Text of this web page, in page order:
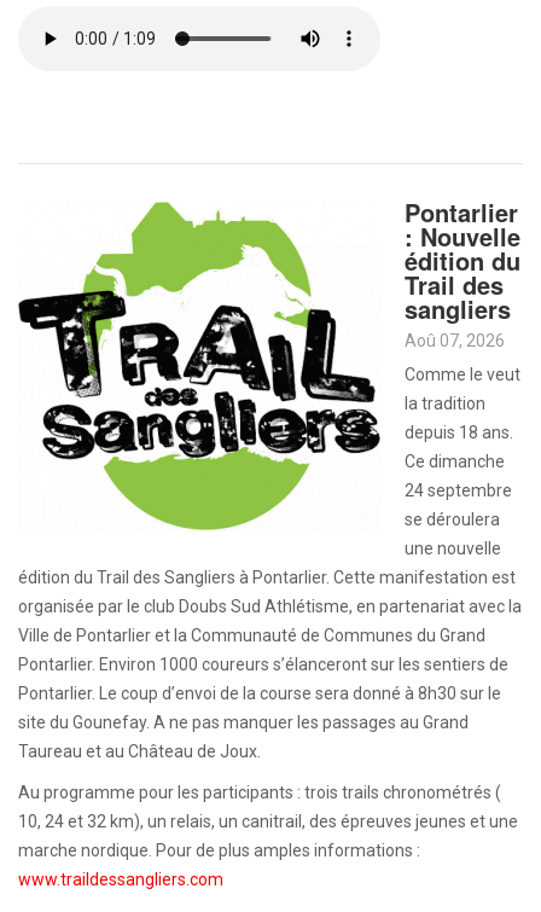
Pontarlier
: Nouvelle
édition du
Trail des
sangliers
Aoû 07, 2026
Comme le veut
la tradition
depuis 18 ans.
Ce dimanche
24 septembre
se déroulera
une nouvelle
édition du Trail des Sangliers à Pontarlier. Cette manifestation est
organisée par le club Doubs Sud Athlétisme, en partenariat avec la
Ville de Pontarlier et la Communauté de Communes du Grand
Pontarlier. Environ 1000 coureurs s’élanceront sur les sentiers de
Pontarlier. Le coup d’envoi de la course sera donné à 8h30 sur le
site du Gounefay. A ne pas manquer les passages au Grand
Taureau et au Château de Joux.
Au programme pour les participants : trois trails chronométrés (
10, 24 et 32 km), un relais, un canitrail, des épreuves jeunes et une
marche nordique. Pour de plus amples informations :
www.traildessangliers.com